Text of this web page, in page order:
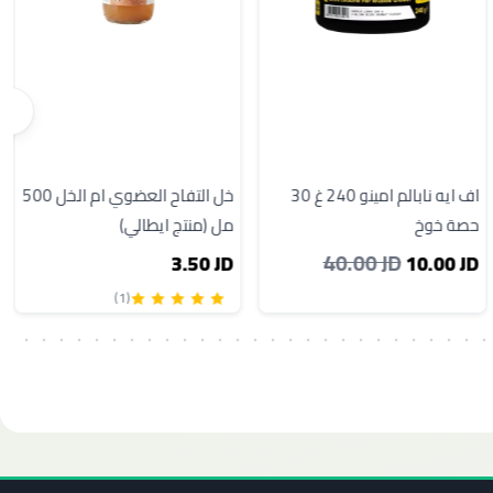
اف ايه نابالم امينو 240 غ 30
حصة خوخ
40.00 JD10.00 JD
خل التفاح العضوي ام الخل 500
مل (منتج ايطالي)
3.50 JD
(1)